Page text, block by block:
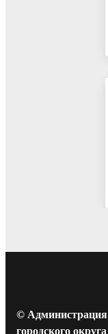
© Администрация
городского округа